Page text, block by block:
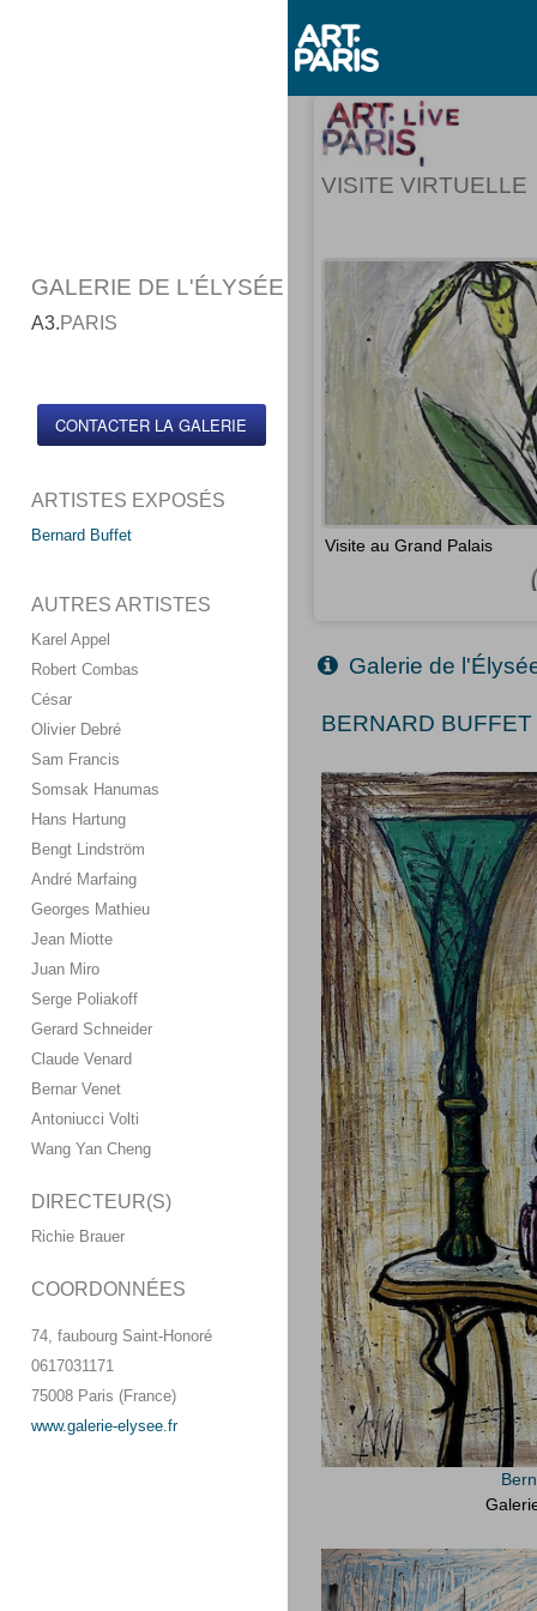
GALERIE DE L'ÉLYSÉE
A3.PARIS
CONTACTER LA GALERIE
ARTISTES EXPOSÉS
Bernard Buffet
AUTRES ARTISTES
Karel Appel
Robert Combas
César
Olivier Debré
Sam Francis
Somsak Hanumas
Hans Hartung
Bengt Lindström
André Marfaing
Georges Mathieu
Jean Miotte
Juan Miro
Serge Poliakoff
Gerard Schneider
Claude Venard
Bernar Venet
Antoniucci Volti
Wang Yan Cheng
DIRECTEUR(S)
Richie Brauer
COORDONNÉES
74, faubourg Saint-Honoré
0617031171
75008 Paris (France)
www.galerie-elysee.fr
VISITE VIRTUELLE
Visite au Grand Palais
Galerie de
BERNARD